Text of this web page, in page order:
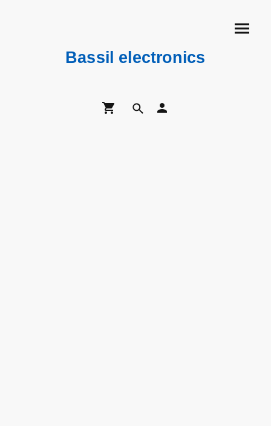
Bassil electronics